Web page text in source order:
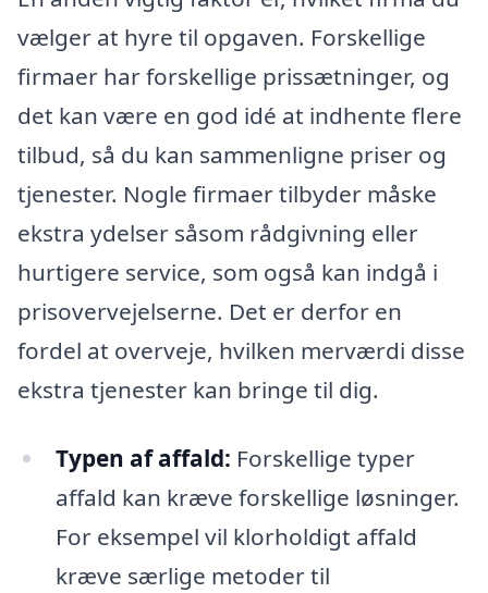
vælger at hyre til opgaven. Forskellige
firmaer har forskellige prissætninger, og
det kan være en god idé at indhente flere
tilbud, så du kan sammenligne priser og
tjenester. Nogle firmaer tilbyder måske
ekstra ydelser såsom rådgivning eller
hurtigere service, som også kan indgå i
prisovervejelserne. Det er derfor en
fordel at overveje, hvilken merværdi disse
ekstra tjenester kan bringe til dig.
Typen af affald: Forskellige typer
affald kan kræve forskellige løsninger.
For eksempel vil klorholdigt affald
kræve særlige metoder til